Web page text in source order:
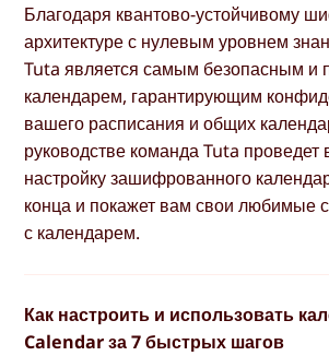
Благодаря квантово-устойчивому
архитектуре с нулевым уровнем
Tuta является самым безопасным и
календарем, гарантирующим
вашего расписания и общих
руководстве команда Tuta проведет
настройку зашифрованного
конца и покажет вам свои любимые
с календарем.
Как настроить и использовать
Calendar за 7 быстрых шагов